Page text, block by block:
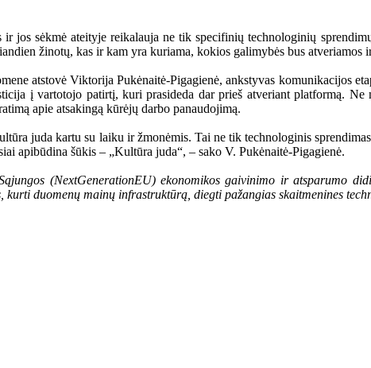
ir jos sėkmė ateityje reikalauja ne tik specifinių technologinių
žinotų, kas ir kam yra kuriama, kokios galimybės bus
atstovė Viktorija Pukėnaitė-Pigagienė, ankstyvas komunikacijos
į vartotojo patirtį, kuri prasideda dar prieš atveriant platformą.
apie atsakingą kūrėjų darbo panaudojimą.
juda kartu su laiku ir žmonėmis. Tai ne tik technologinis
apibūdina šūkis – „Kultūra juda“, – sako V. Pukėnaitė-Pigagienė.
(NextGenerationEU) ekonomikos gaivinimo ir atsparumo
kurti duomenų mainų infrastruktūrą, diegti pažangias skaitmenines